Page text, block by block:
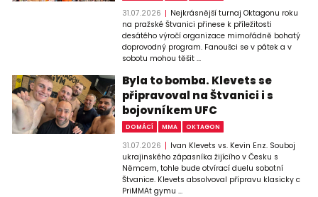
31.07.2026
Nejkrásnější turnaj Oktagonu roku
na pražské Štvanici přinese k příležitosti
desátého výročí organizace mimořádně bohatý
doprovodný program. Fanoušci se v pátek a v
sobotu mohou těšit ...
Byla to bomba. Klevets se
připravoval na Štvanici i s
bojovníkem UFC
DOMÁCÍ MMA OKTAGON
31.07.2026
Ivan Klevets vs. Kevin Enz. Souboj
ukrajinského zápasníka žijícího v Česku s
Němcem, tohle bude otvírací duelu sobotní
Štvanice. Klevets absolvoval přípravu klasicky c
PriMMAt gymu ...